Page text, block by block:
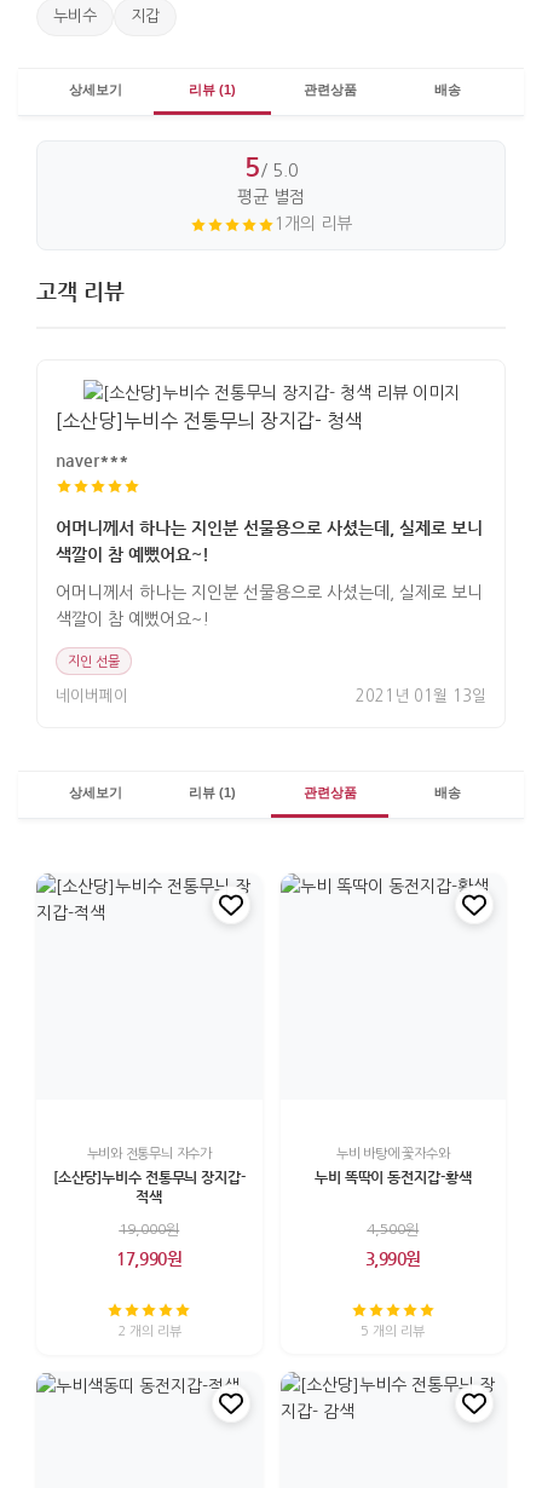
누비수 지갑
상세보기 리뷰 (1) 관련상품 배송
5/ 5.0
평균 별점
1개의 리뷰
고객 리뷰
[소산당]누비수 전통무늬 장지갑- 청색
naver***
어머니께서 하나는 지인분 선물용으로 사셨는데, 실제로 보니
색깔이 참 예뻤어요~!
어머니께서 하나는 지인분 선물용으로 사셨는데, 실제로 보니
색깔이 참 예뻤어요~!
지인 선물
네이버페이 2021년 01월 13일
상세보기 리뷰 (1) 관련상품 배송
누비와 전통무늬 자수가
[소산당]누비수 전통무늬 장지갑-
적색
19,000원
17,990원
2 개의 리뷰
누비 바탕에 꽃자수와
누비 똑딱이 동전지갑-황색
4,500원
3,990원
5 개의 리뷰